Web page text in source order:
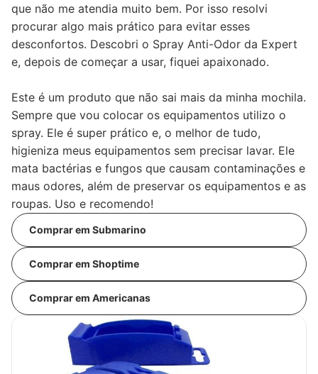
que não me atendia muito bem. Por isso resolvi
procurar algo mais prático para evitar esses
desconfortos. Descobri o Spray Anti-Odor da Expert
e, depois de começar a usar, fiquei apaixonado.
Este é um produto que não sai mais da minha mochila.
Sempre que vou colocar os equipamentos utilizo o
spray. Ele é super prático e, o melhor de tudo,
higieniza meus equipamentos sem precisar lavar. Ele
mata bactérias e fungos que causam contaminações e
maus odores, além de preservar os equipamentos e as
roupas. Uso e recomendo!
Comprar em Submarino
Comprar em Shoptime
Comprar em Americanas